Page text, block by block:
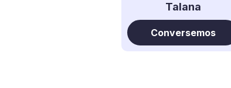
Talana
Conversemos